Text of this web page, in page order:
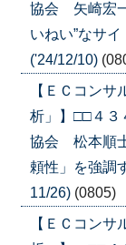
協会 矢崎宏
いねい”なサ
('24/12/10)
【ＥＣコン
析」】□□４３
協会 松本順
頼性」を強調
11/26) (0805)
【ＥＣコン